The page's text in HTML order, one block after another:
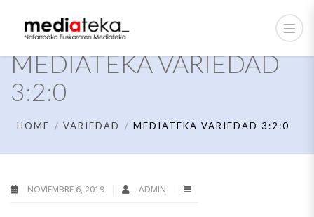
MEDIATEKA VARIEDAD
3:2:0
HOME VARIEDAD MEDIATEKA VARIEDAD 3:2:0
NOVIEMBRE 6, 2019 ADMIN